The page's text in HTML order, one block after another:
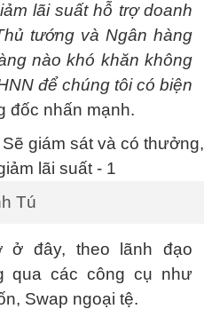
lãi suất hỗ trợ doanh
tướng và Ngân hàng
nào khó khăn không
để chúng tôi có biện
đốc nhấn mạnh.
Tú
ở đây, theo lãnh đạo
qua các công cụ như
Swap ngoại tệ.